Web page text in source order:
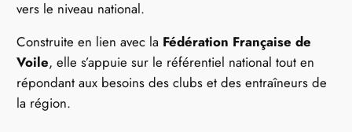
vers le niveau national.
Construite en lien avec la Fédération Française de
Voile, elle s’appuie sur le référentiel national tout en
répondant aux besoins des clubs et des entraîneurs de
la région.